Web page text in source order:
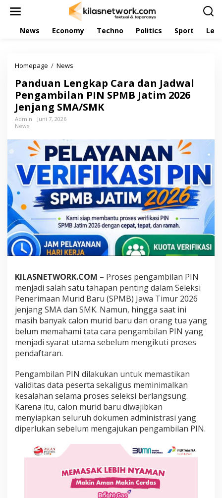
News Economy Techno Politics Sport
Homepage / News
n
d
u
a
n
k
p
C
a
r
a
d
a
n
J
w
a
l
P
e
n
g
a
i
l
a
n
P
N
S
J
a
Panduan Lengkap Cara dan Jadwal
Pengambilan PIN SPMB Jatim 2026
Jenjang SMA/SMK
Admin
Juni 7, 2026
News
KILASNETWORK.COM – Proses pengambilan PIN
menjadi salah satu tahapan penting dalam Seleksi
Penerimaan Murid Baru (SPMB) Jawa Timur 2026
jenjang SMA dan SMK. Namun, hingga saat ini
masih banyak calon murid baru dan orang tua yang
belum memahami tata cara pengambilan PIN yang
menjadi syarat utama sebelum mengikuti proses
pendaftaran.
Pengambilan PIN dilakukan untuk memastikan
validitas data peserta sekaligus meminimalkan
kesalahan selama proses seleksi berlangsung.
Karena itu, calon murid baru diwajibkan
menyiapkan seluruh dokumen administrasi yang
diperlukan sebelum mengajukan pengambilan PIN.